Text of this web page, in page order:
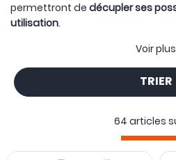
permettront de décupler ses
utilisation.
accessoires officiels DJI
Mini 3 sont à retrouver ci-
ont conçus des produits pour
retrouve également des
décollage / atterrissage, l'
encore le sac LiPo pour protéger
Si vous avez opté pour laversion
Voir plus
TRIER
64 articles